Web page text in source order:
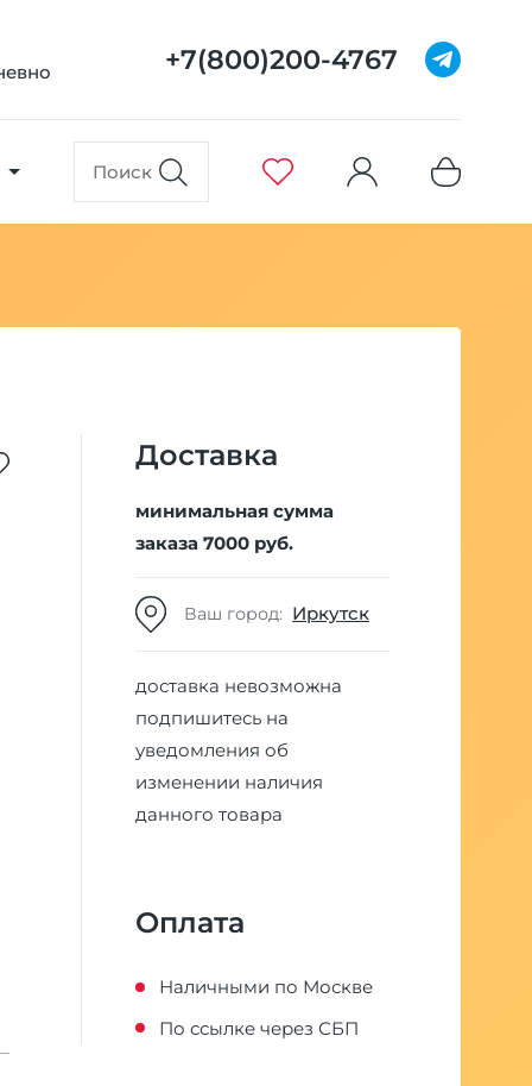
+7(800)200-4767
Доставка
минимальная сумма
заказа 7000 руб.
Ваш город: Иркутск
доставка невозможна
подпишитесь на
уведомления об
изменении наличия
данного товара
Оплата
Наличными по Москве
По ссылке через СБП